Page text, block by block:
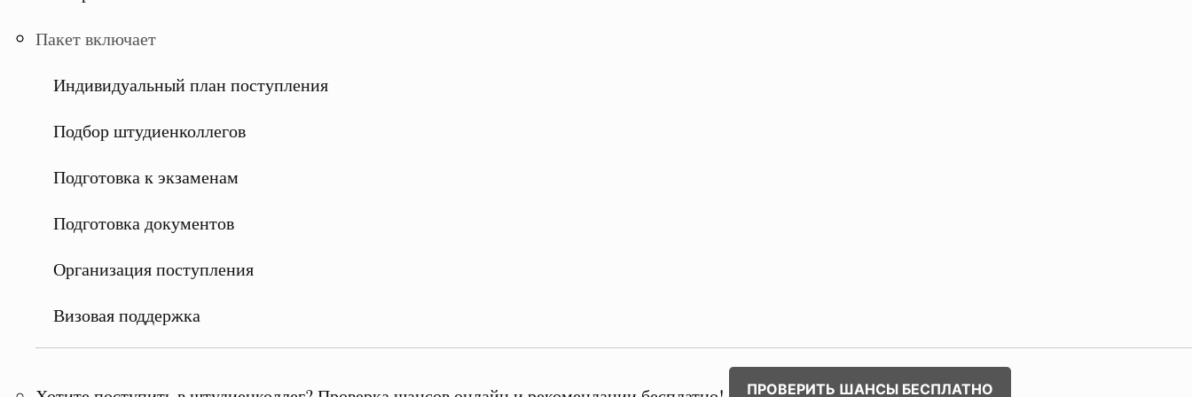
Пакет включает
Индивидуальный план поступления
Подбор штудиенколлегов
Подготовка к экзаменам
Подготовка документов
Организация поступления
Визовая поддержка
ПРОВЕРИТЬ ШАНСЫ БЕСПЛАТНО